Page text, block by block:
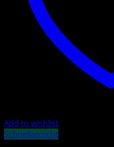
Add to wishlist
Schnellansicht